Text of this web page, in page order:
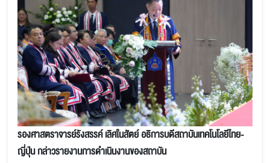
รองศาสตราจารย์รังสรรค์ เลิศในสัตย์ อธิการบดีสถาบันเทคโนโลยีไทย-
ญี่ปุ่น กล่าวรายงานการดำเนินงานของสถาบัน